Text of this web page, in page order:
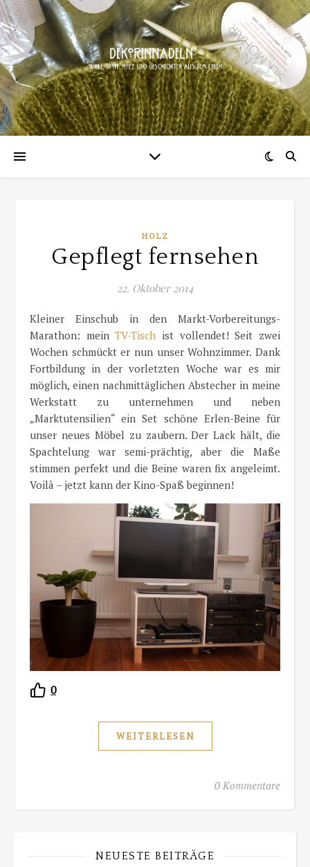
HOLZ
Gepflegt fernsehen
22. Oktober 2014
Kleiner Einschub in den Markt-Vorbereitungs-
Marathon: meinTV-Tisch ist vollendet! Seit zwei
Wochen schmückt er nun unser Wohnzimmer. Dank
Fortbildung in der vorletzten Woche war es mir
möglich, einen nachmittäglichen Abstecher in meine
Werkstatt zu unternehmen und neben
„Marktutensilien“ ein Set schöne Erlen-Beine für
unser neues Möbel zu zaubern. Der Lack hält, die
Spachtelung war semi-prächtig, aber die Maße
stimmen perfekt und die Beine waren fix angeleimt.
Voilà – jetzt kann der Kino-Spaß beginnen!
0
WEITERLESEN
0 Kommentare
NEUESTE BEITRÄGE